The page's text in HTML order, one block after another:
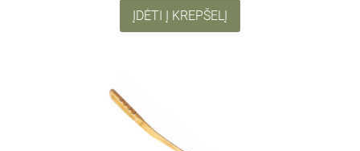
ĮDĖTI Į KREPŠELĮ